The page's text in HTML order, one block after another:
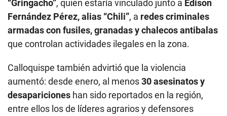
“Gringacho”, quien estaría vinculado junto a Edison
Fernández Pérez, alias “Chili”, a redes criminales
armadas con fusiles, granadas y chalecos antibalas
que controlan actividades ilegales en la zona.
Calloquispe también advirtió que la violencia
aumentó: desde enero, al menos30 asesinatos y
desapariciones han sido reportados en la región,
entre ellos los de líderes agrarios y defensores